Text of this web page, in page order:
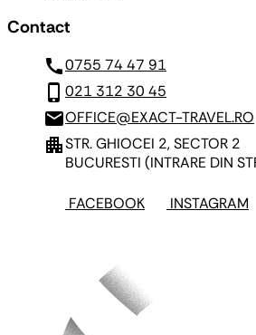
Contact
call0755 74 47 91
phone_iphone 021 312 30 45
mailOFFICE@EXACT-TRAVEL.RO
apartmentSTR. GHIOCEI 2, SECTOR 2
BUCURESTI (INTRARE DIN
FACEBOOK INSTAGRAM